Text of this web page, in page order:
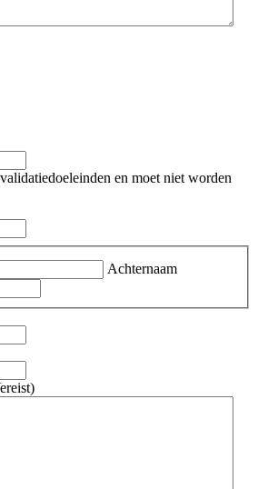
en moet niet worden
Achternaam